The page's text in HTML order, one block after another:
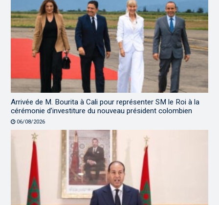
Arrivée de M. Bourita à Cali pour représenter SM le Roi à la
cérémonie d’investiture du nouveau président colombien
06/08/2026